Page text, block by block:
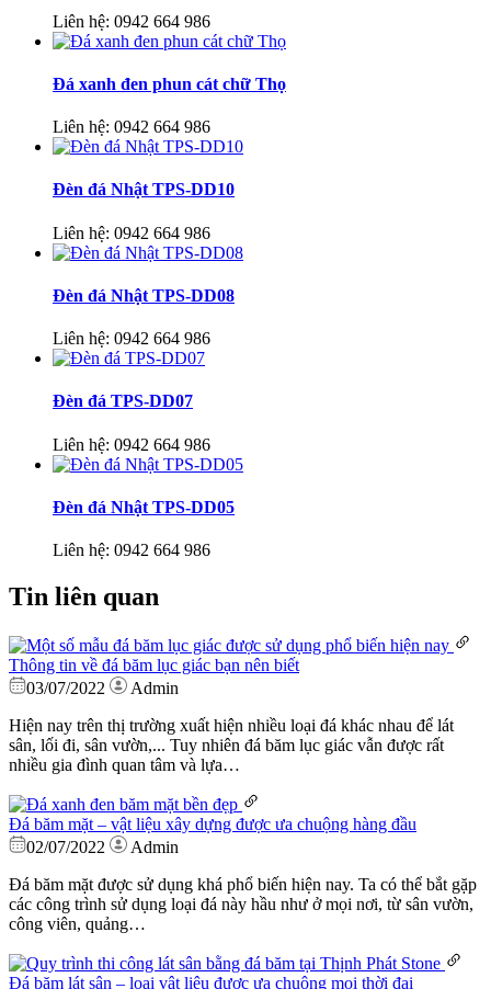
Liên hệ: 0942 664 986
Đá xanh đen phun cát chữ Thọ
Liên hệ: 0942 664 986
Đèn đá Nhật TPS-DD10
Liên hệ: 0942 664 986
Đèn đá Nhật TPS-DD08
Liên hệ: 0942 664 986
Đèn đá TPS-DD07
Liên hệ: 0942 664 986
Đèn đá Nhật TPS-DD05
Liên hệ: 0942 664 986
Tin liên quan
Thông tin về đá băm lục giác bạn nên biết
03/07/2022
Admin
Hiện nay trên thị trường xuất hiện nhiều loại đá khác nhau để lát
sân, lối đi, sân vườn,... Tuy nhiên đá băm lục giác vẫn được rất
nhiều gia đình quan tâm và lựa…
Đá băm mặt – vật liệu xây dựng được ưa chuộng hàng đầu
02/07/2022
Admin
Đá băm mặt được sử dụng khá phổ biến hiện nay. Ta có thể bắt gặp
các công trình sử dụng loại đá này hầu như ở mọi nơi, từ sân vườn,
công viên, quảng…
Đá băm lát sân – loại vật liệu được ưa chuộng mọi thời đại